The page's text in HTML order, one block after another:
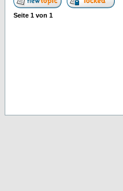
Seite 1 von 1